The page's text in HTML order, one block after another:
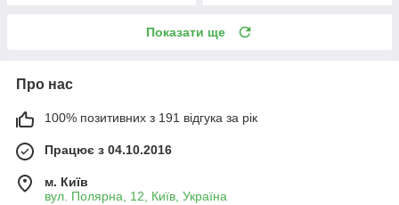
Показати ще
Про нас
100% позитивних з 191 відгука за рік
Працює з 04.10.2016
м. Київ
вул. Полярна, 12, Київ, Україна